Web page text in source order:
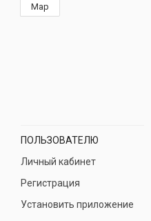
Map
ПОЛЬЗОВАТЕЛЮ
Личный кабинет
Регистрация
Установить приложение